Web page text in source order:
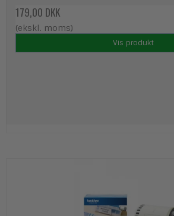
179,00 DKK
(ekskl. moms)
Vis produkt